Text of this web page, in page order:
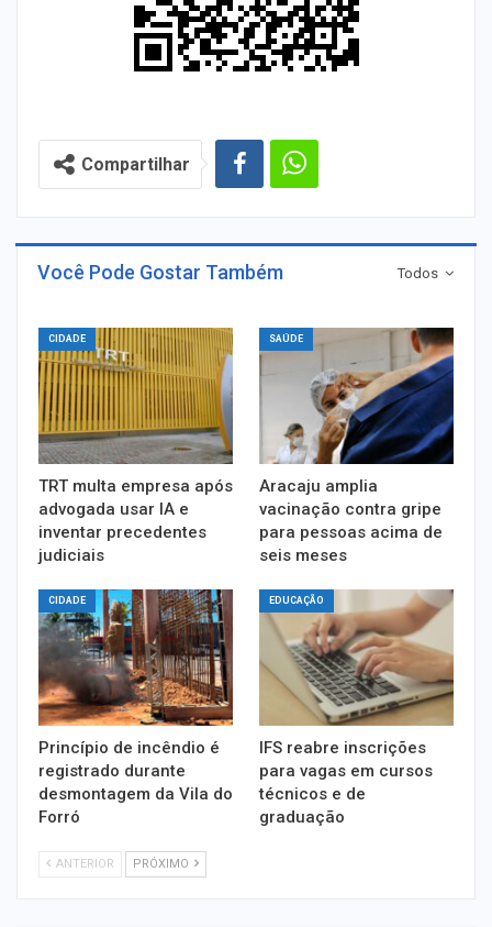
Compartilhar
Todos
Você Pode Gostar Também
CIDADE
TRT multa empresa após
advogada usar IA e
inventar precedentes
judiciais
SAÚDE
Aracaju amplia
vacinação contra gripe
para pessoas acima de
seis meses
CIDADE
Princípio de incêndio é
registrado durante
desmontagem da Vila do
Forró
EDUCAÇÃO
IFS reabre inscrições
para vagas em cursos
técnicos e de
graduação
ANTERIOR PRÓXIMO